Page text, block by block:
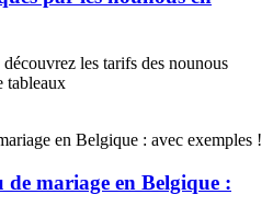
les tarifs des nounous
tableaux
mariage en Belgique :